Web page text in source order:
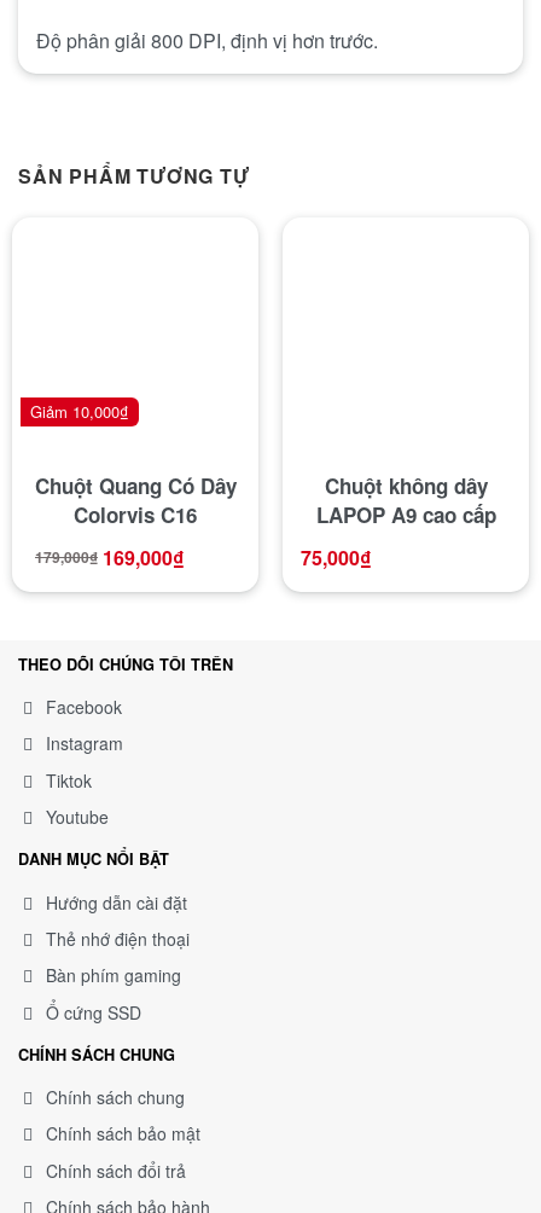
Độ phân giải 800 DPI, định vị hơn trước.
SẢN PHẨM TƯƠNG TỰ
Chuột Quang Có Dây
Colorvis C16
179,000₫ 169,000₫
Giảm 10,000₫
Chuột không dây
LAPOP A9 cao cấp
75,000₫
THEO DÕI CHÚNG TÔI TRÊN
Facebook
Instagram
Tiktok
Youtube
DANH MỤC NỔI BẬT
Hướng dẫn cài đặt
Thẻ nhớ điện thoại
Bàn phím gaming
Ổ cứng SSD
CHÍNH SÁCH CHUNG
Chính sách chung
Chính sách bảo mật
Chính sách đổi trả
Chính sách bảo hành